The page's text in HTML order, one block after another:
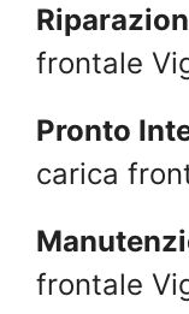
frontale
Pronto
carica
frontale